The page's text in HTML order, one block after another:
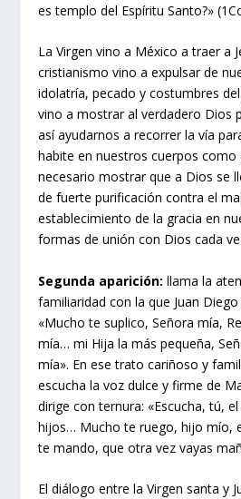
es templo del Espíritu Santo?»
La Virgen vino a México a traer a
cristianismo vino a expulsar de
idolatría, pecado y costumbres
vino a mostrar al verdadero Dios
así ayudarnos a recorrer la vía
habite en nuestros cuerpos como
necesario mostrar que a Dios se
de fuerte purificación contra el
establecimiento de la gracia en
formas de unión con Dios cada
Segunda aparición: llama la
familiaridad con la que Juan
«Mucho te suplico, Señora mía,
mía… mi Hija la más pequeña,
mía». En ese trato cariñoso y
escucha la voz dulce y firme de
dirige con ternura: «Escucha, tú,
hijos… Mucho te ruego, hijo mío,
te mando, que otra vez vayas
El diálogo entre la Virgen santa y